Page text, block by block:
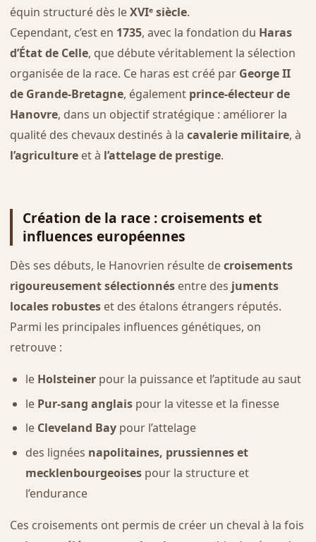
équin structuré dès leXVIᵉ siècle.
Cependant, c’est en 1735, avec la fondation du Haras
d’État de Celle, que débute véritablement la sélection
organisée de la race. Ce haras est créé par George II
de Grande-Bretagne, également prince-électeur de
Hanovre, dans un objectif stratégique : améliorer la
qualité des chevaux destinés à la cavalerie militaire, à
l’agricultureet à l’attelage de prestige.
Création de la race : croisements et
influences européennes
Dès ses débuts, le Hanovrien résulte decroisements
rigoureusement sélectionnésentre des juments
locales robusteset des étalons étrangers réputés.
Parmi les principales influences génétiques, on
retrouve :
le Holsteinerpour la puissance et l’aptitude au saut
le Pur-sang anglaispour la vitesse et la finesse
le Cleveland Baypour l’attelage
des lignées napolitaines, prussiennes et
mecklenbourgeoisespour la structure et
l’endurance
Ces croisements ont permis de créer un cheval à la fois